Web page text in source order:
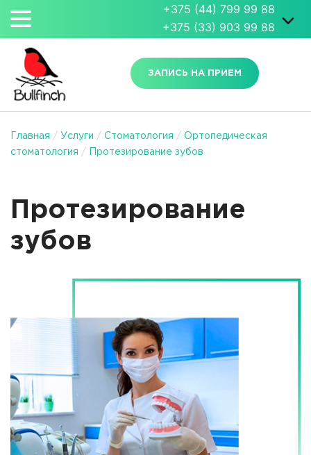
ЗАПИСЬ НА ПРИЕМ
+375 (44) 799 99 88
+375 (33) 903 99 88
Главная / Услуги / Стоматология / Ортопедическая
стоматология / Протезирование зубов
Протезирование
зубов